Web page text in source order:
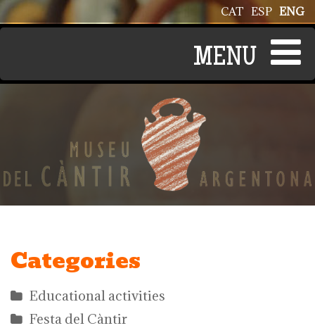
Skip to main content ENG
ESP
CAT
Categories
Educational activities
Festa del Càntir